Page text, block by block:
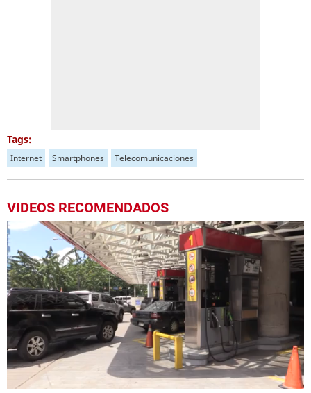
Tags:
Internet Smartphones Telecomunicaciones
VIDEOS RECOMENDADOS